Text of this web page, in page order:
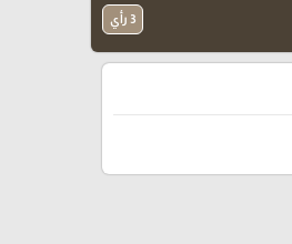
3 رأي